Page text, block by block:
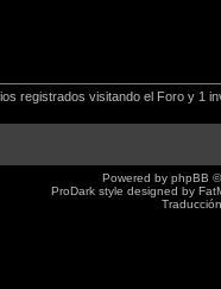
registrados visitando el Foro y 1
Powered by phpBB
ProDark style designed by